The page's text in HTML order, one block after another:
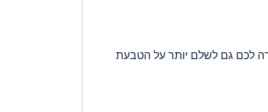
יהיה גדול יותר, כך יקורה לכם גם לשלם יותר על הטבעת